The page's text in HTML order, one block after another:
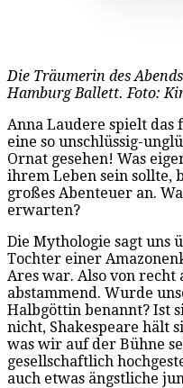
Die Träumerin des
Hamburg Ballett. Foto:
Anna Laudere spielt das
eine so unschlüssig-
Ornat gesehen! Was
ihrem Leben sein sollte,
großes Abenteuer an.
erwarten?
Die Mythologie sagt uns
Tochter einer
Ares war. Also von recht
abstammend. Wurde
Halbgöttin benannt? Ist
nicht, Shakespeare hält
was wir auf der Bühne
gesellschaftlich
auch etwas ängstliche